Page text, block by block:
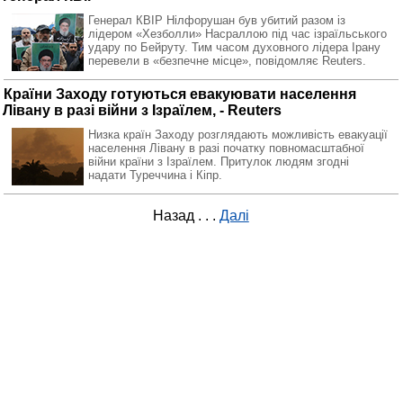
Генерал КВІР Нілфорушан був убитий разом із
лідером «Хезболли» Насраллою під час ізраїльського
удару по Бейруту. Тим часом духовного лідера Ірану
перевели в «безпечне місце», повідомляє Reuters.
Країни Заходу готуються евакуювати населення
Лівану в разі війни з Ізраїлем, - Reuters
Низка країн Заходу розглядають можливість евакуації
населення Лівану в разі початку повномасштабної
війни країни з Ізраїлем. Притулок людям згодні
надати Туреччина і Кіпр.
Назад . . . Далі